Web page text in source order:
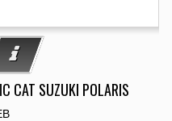
CAT SUZUKI POLARIS